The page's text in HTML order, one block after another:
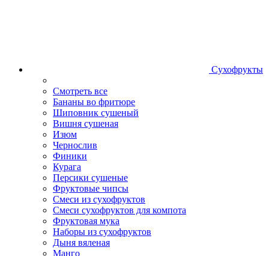
Сухофрукты
Смотреть все
Бананы во фритюре
Шиповник сушеный
Вишня сушеная
Изюм
Чернослив
Финики
Курага
Персики сушеные
Фруктовые чипсы
Смеси из сухофруктов
Смеси сухофруктов для компота
Фруктовая мука
Наборы из сухофруктов
Дыня вяленая
Манго